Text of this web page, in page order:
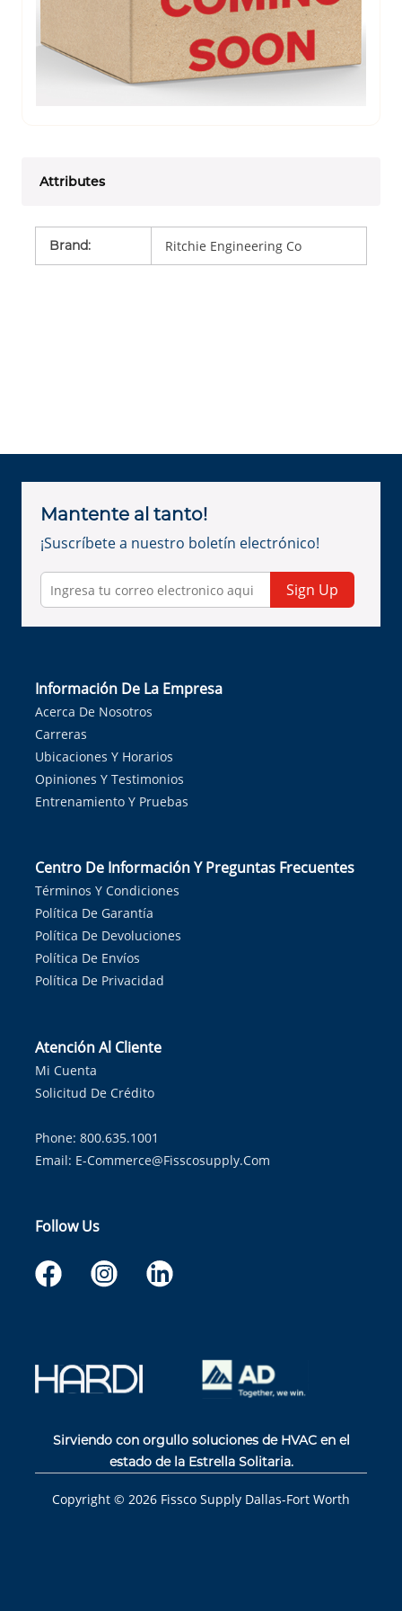
Attributes
Brand: Ritchie Engineering Co
Mantente al tanto!
¡Suscríbete a nuestro boletín electrónico!
Sign Up
Información De La Empresa
Acerca De Nosotros
Carreras
Ubicaciones Y Horarios
Opiniones Y Testimonios
Entrenamiento Y Pruebas
Centro De Información Y Preguntas Frecuentes
Términos Y Condiciones
Política De Garantía
Política De Devoluciones
Política De Envíos
Política De Privacidad
Atención Al Cliente
Mi Cuenta
Solicitud De Crédito
Phone: 800.635.1001
Email: E-Commerce@fisscosupply.com
Follow Us
Sirviendo con orgullo soluciones de HVAC en el
estado de la Estrella Solitaria.
Copyright © 2026 Fissco Supply Dallas-Fort Worth